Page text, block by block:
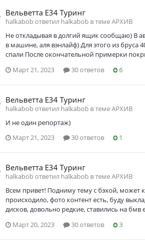
Вельветта Е34 Туринг
halkabob ответил halkabob в темеАРХИВ
Не откладывая в долгий ящик сообщаю) В
в машине, аля вэнлайф) Для этого из
спали После окончательной примерки
Март 21, 2023
30 ответов 6
Вельветта Е34 Туринг
halkabob ответил halkabob в темеАРХИВ
И не один репортаж)
Март 21, 2023
30 ответов 1
Вельветта Е34 Туринг
halkabob ответил halkabob в темеАРХИВ
Всем привет! Подниму тему с бэхой, может
происходило, фото контент есть, буду
дисков, довольно редкие, ставились на
Март 20, 2023
30 ответов 3